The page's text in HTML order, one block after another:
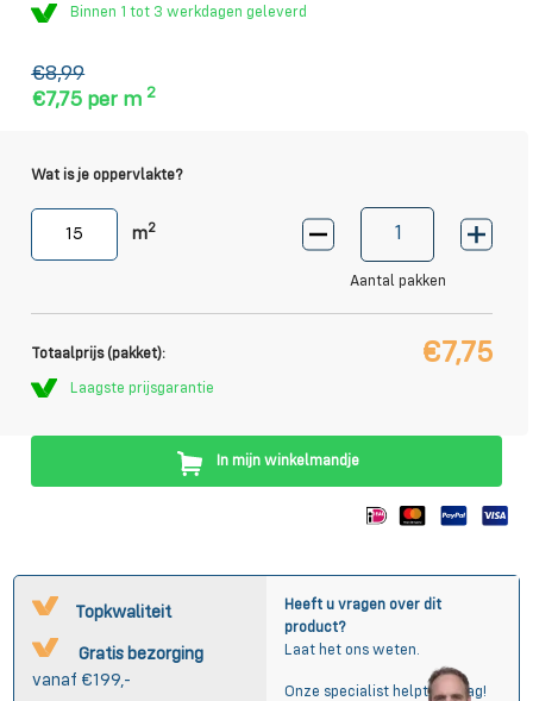
Binnen 1 tot 3 werkdagen geleverd
€8,99
€7,75 per m 2
Wat is je oppervlakte?
m2
Aantal pakken
Totaalprijs (pakket): €7,75
Laagste prijsgarantie
In mijn winkelmandje
Topkwaliteit
Gratis bezorging
vanaf €199,-
Heeft u vragen over dit
product?
Laat het ons weten.
Onze specialist helpt u graag!